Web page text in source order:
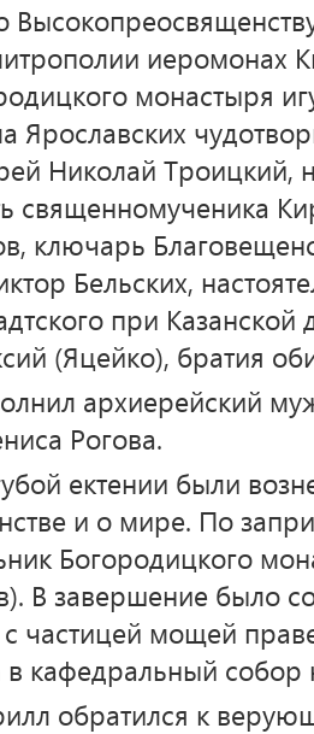
иеромонах
монастыря
Ярославских
Николай Троицкий,
священномученика
ключарь
Бельских,
при Казанской
(Яцейко), братия
архиерейский
Рогова.
ектении были
и о мире. По
Богородицкого
В завершение было
частицей мощей
кафедральный собор
обратился к